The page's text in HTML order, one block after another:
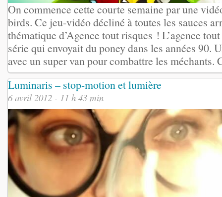
On commence cette courte semaine par une
birds. Ce jeu-vidéo décliné à toutes les sauces
thématique d’Agence tout risques ! L’agence
série qui envoyait du poney dans les années 90.
avec un super van pour combattre les méchants.
Luminaris – stop-motion et lumière
6 avril 2012 - 11 h 43 min